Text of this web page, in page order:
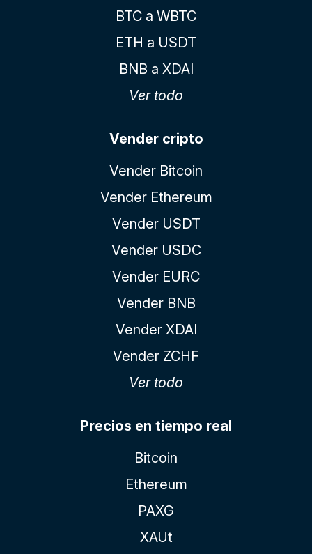
BTC a WBTC
ETH a USDT
BNB a XDAI
Ver todo
Vender cripto
Vender Bitcoin
Vender Ethereum
Vender USDT
Vender USDC
Vender EURC
Vender BNB
Vender XDAI
Vender ZCHF
Ver todo
Precios en tiempo real
Bitcoin
Ethereum
PAXG
XAUt